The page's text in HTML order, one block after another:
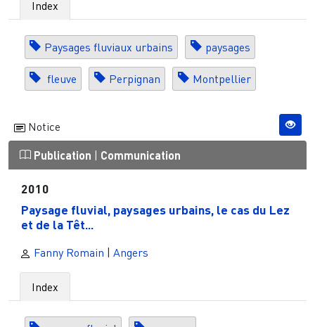
Index
Paysages fluviaux urbains paysages
fleuve Perpignan Montpellier
Notice
Publication | Communication
2010
Paysage fluvial, paysages urbains, le cas du Lez
et de la Têt...
Fanny Romain | Angers
Index